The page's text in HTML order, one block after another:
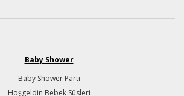
Baby Shower
Baby Shower Parti
Hoşgeldin Bebek Süsleri